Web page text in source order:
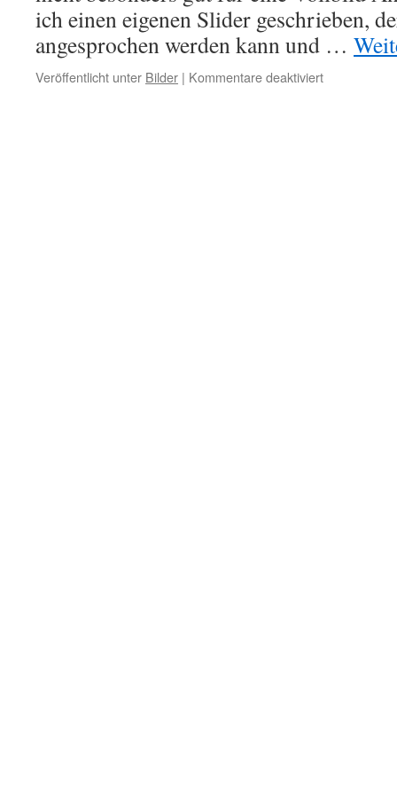
ich einen eigenen Slider geschrieben,
angesprochen werden kann und …
Veröffentlicht unter Bilder | Kommentare deaktiviert